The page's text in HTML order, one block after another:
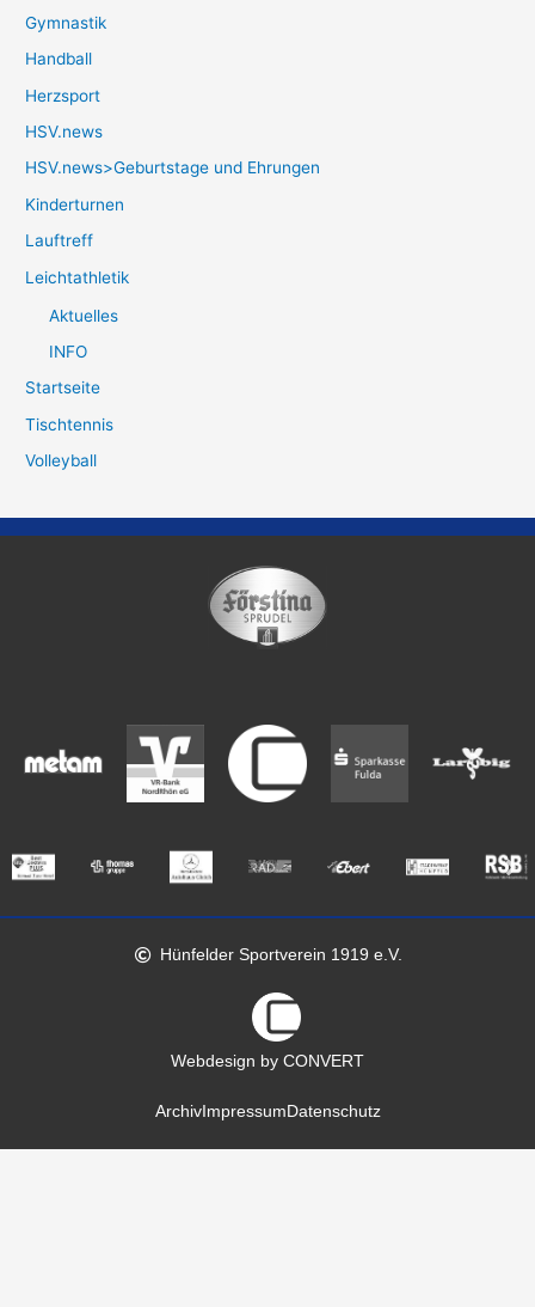
Gymnastik
Handball
Herzsport
HSV.news
HSV.news>Geburtstage und Ehrungen
Kinderturnen
Lauftreff
Leichtathletik
Aktuelles
INFO
Startseite
Tischtennis
Volleyball
Hünfelder Sportverein 1919 e.V.
Webdesign by CONVERT
ArchivImpressumDatenschutz